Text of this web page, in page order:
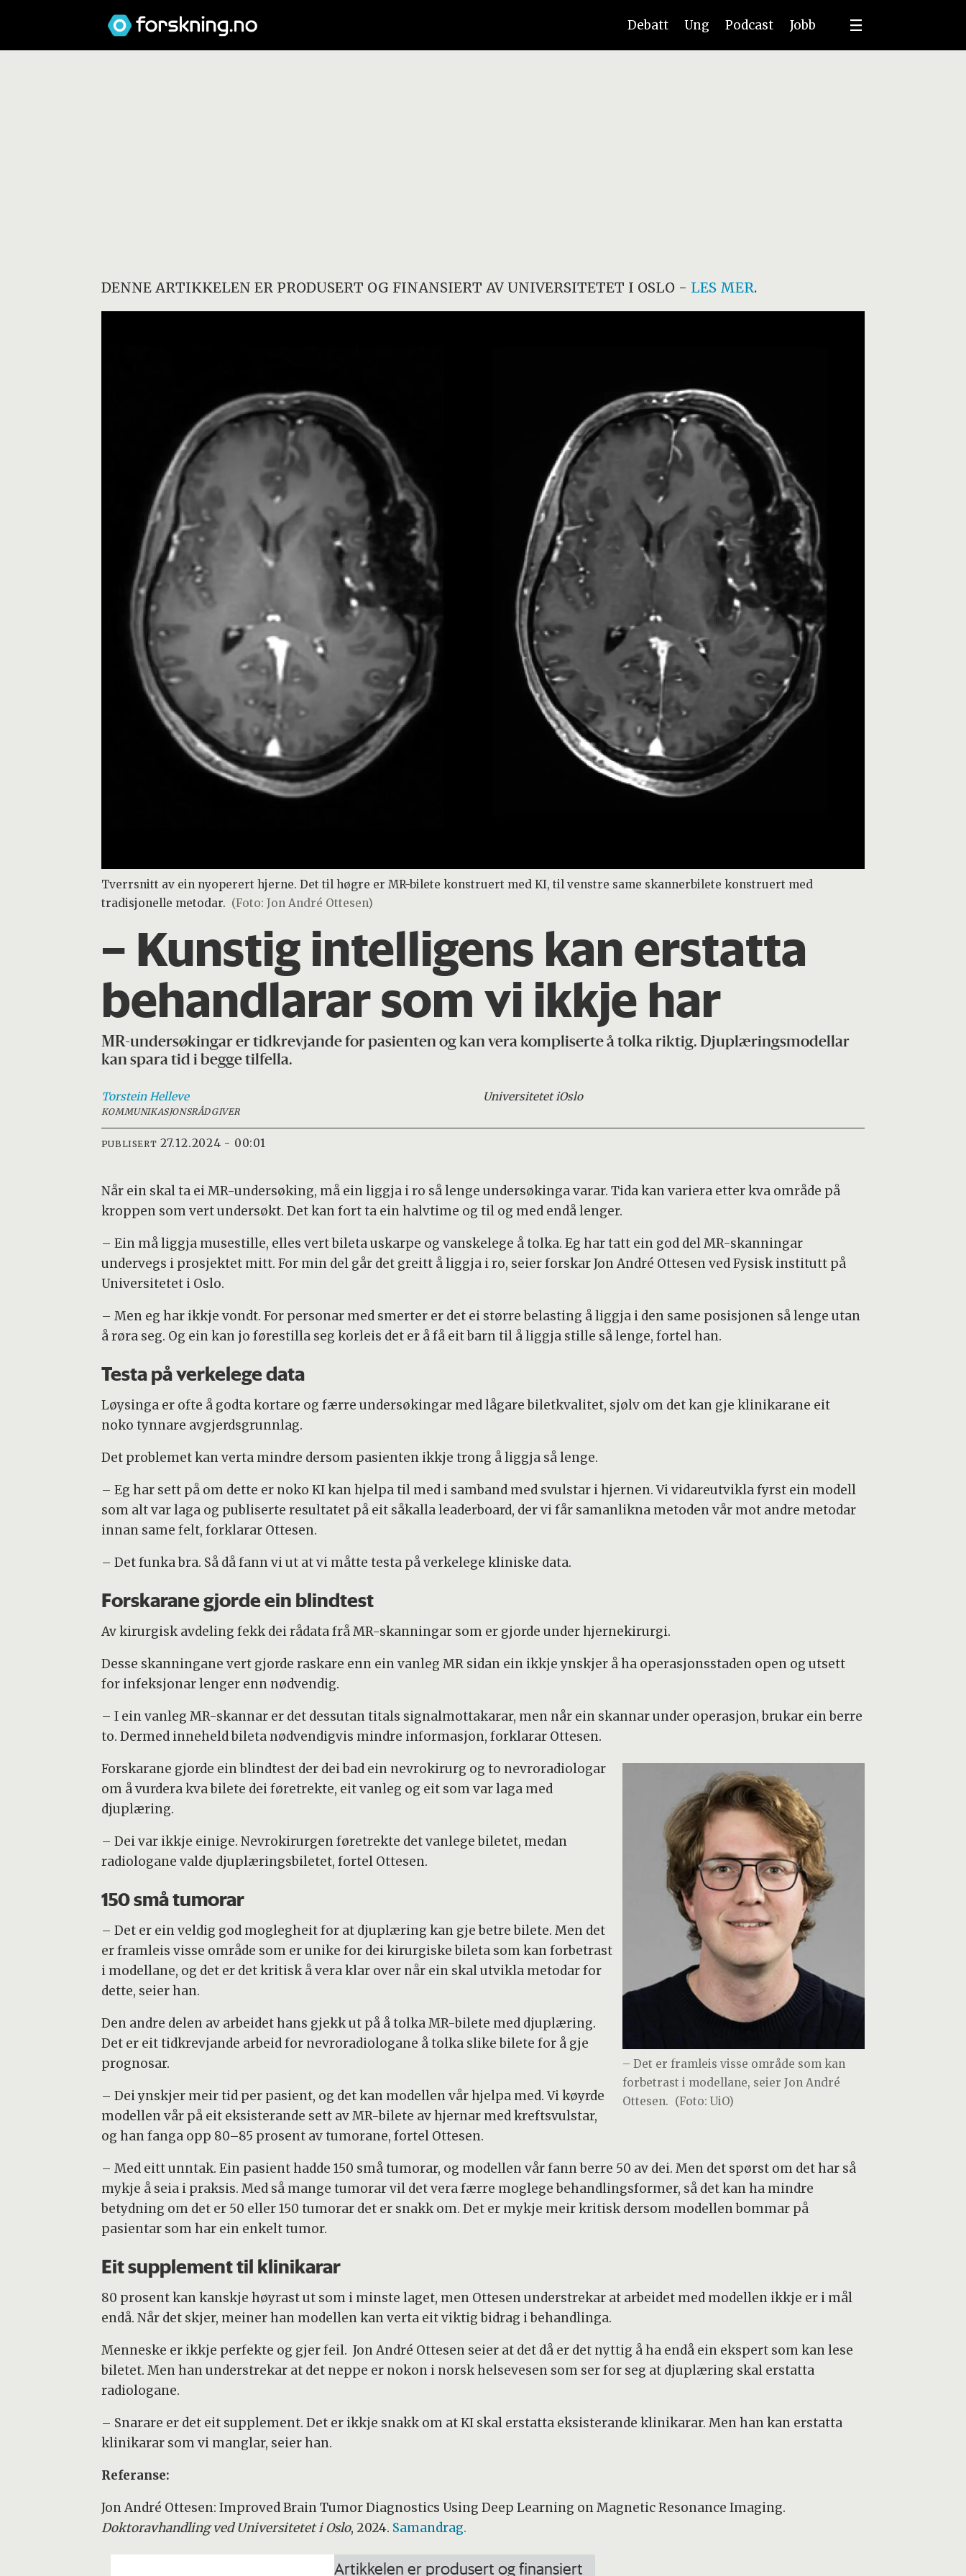
Debatt Ung Podcast Jobb
DENNE ARTIKKELEN ER PRODUSERT OG FINANSIERT AV UNIVERSITETET I OSLO- LES MER.
Tverrsnitt av ein nyoperert hjerne. Det til høgre er MR-bilete konstruert med KI, til venstre same skannerbilete konstruert med
tradisjonelle metodar. (Foto: Jon André Ottesen)
– Kunstig intelligens kan erstatta
behandlarar som vi ikkje har
MR-undersøkingar er tidkrevjande for pasienten og kan vera kompliserte å tolka riktig. Djuplæringsmodellar
kan spara tid i begge tilfella.
Torstein Helleve
KOMMUNIKASJONSRÅDGIVER
Universitetet iOslo
PUBLISERT 27.12.2024 - 00:01
Når ein skal ta ei MR-undersøking, må ein liggja i ro så lenge undersøkinga varar. Tida kan variera etter kva område på
kroppen som vert undersøkt. Det kan fort ta ein halvtime og til og med endå lenger.
– Ein må liggja musestille, elles vert bileta uskarpe og vanskelege å tolka. Eg har tatt ein god del MR-skanningar
undervegs i prosjektet mitt. For min del går det greitt å liggja i ro, seier forskar Jon André Ottesen ved Fysisk institutt på
Universitetet i Oslo.
– Men eg har ikkje vondt. For personar med smerter er det ei større belasting å liggja i den same posisjonen så lenge utan
å røra seg. Og ein kan jo førestilla seg korleis det er å få eit barn til å liggja stille så lenge, fortel han.
Testa på verkelege data
Løysinga er ofte å godta kortare og færre undersøkingar med lågare biletkvalitet, sjølv om det kan gje klinikarane eit
noko tynnare avgjerdsgrunnlag.
Det problemet kan verta mindre dersom pasienten ikkje trong å liggja så lenge.
– Eg har sett på om dette er noko KI kan hjelpa til med i samband med svulstar i hjernen. Vi vidareutvikla fyrst ein modell
som alt var laga og publiserte resultatet på eit såkalla leaderboard, der vi får samanlikna metoden vår mot andre metodar
innan same felt, forklarar Ottesen.
– Det funka bra. Så då fann vi ut at vi måtte testa på verkelege kliniske data.
Forskarane gjorde ein blindtest
Av kirurgisk avdeling fekk dei rådata frå MR-skanningar som er gjorde under hjernekirurgi.
Desse skanningane vert gjorde raskare enn ein vanleg MR sidan ein ikkje ynskjer å ha operasjonsstaden open og utsett
for infeksjonar lenger enn nødvendig.
– I ein vanleg MR-skannar er det dessutan titals signalmottakarar, men når ein skannar under operasjon, brukar ein berre
to. Dermed inneheld bileta nødvendigvis mindre informasjon, forklarar Ottesen.
– Det er framleis visse område som kan
forbetrast i modellane, seier Jon André
Ottesen. (Foto: UiO)
Forskarane gjorde ein blindtest der dei bad ein nevrokirurg og to nevroradiologar
om å vurdera kva bilete dei føretrekte, eit vanleg og eit som var laga med
djuplæring.
– Dei var ikkje einige. Nevrokirurgen føretrekte det vanlege biletet, medan
radiologane valde djuplæringsbiletet, fortel Ottesen.
150 små tumorar
– Det er ein veldig god moglegheit for at djuplæring kan gje betre bilete. Men det
er framleis visse område som er unike for dei kirurgiske bileta som kan forbetrast
i modellane, og det er det kritisk å vera klar over når ein skal utvikla metodar for
dette, seier han.
Den andre delen av arbeidet hans gjekk ut på å tolka MR-bilete med djuplæring.
Det er eit tidkrevjande arbeid for nevroradiologane å tolka slike bilete for å gje
prognosar.
– Dei ynskjer meir tid per pasient, og det kan modellen vår hjelpa med. Vi køyrde
modellen vår på eit eksisterande sett av MR-bilete av hjernar med kreftsvulstar,
og han fanga opp 80–85 prosent av tumorane, fortel Ottesen.
– Med eitt unntak. Ein pasient hadde 150 små tumorar, og modellen vår fann berre 50 av dei. Men det spørst om det har så
mykje å seia i praksis. Med så mange tumorar vil det vera færre moglege behandlingsformer, så det kan ha mindre
betydning om det er 50 eller 150 tumorar det er snakk om. Det er mykje meir kritisk dersom modellen bommar på
pasientar som har ein enkelt tumor.
Eit supplement til klinikarar
80 prosent kan kanskje høyrast ut som i minste laget, men Ottesen understrekar at arbeidet med modellen ikkje er i mål
endå. Når det skjer, meiner han modellen kan verta eit viktig bidrag i behandlinga.
Menneske er ikkje perfekte og gjer feil. Jon André Ottesen seier at det då er det nyttig å ha endå ein ekspert som kan lese
biletet. Men han understrekar at det neppe er nokon i norsk helsevesen som ser for seg at djuplæring skal erstatta
radiologane.
– Snarare er det eit supplement. Det er ikkje snakk om at KI skal erstatta eksisterande klinikarar. Men han kan erstatta
klinikarar som vi manglar, seier han.
Referanse:
Jon André Ottesen: Improved Brain Tumor Diagnostics Using Deep Learning on Magnetic Resonance Imaging.
Doktoravhandling ved Universitetet i Oslo, 2024. Samandrag.
Artikkelen er produsert og finansiert